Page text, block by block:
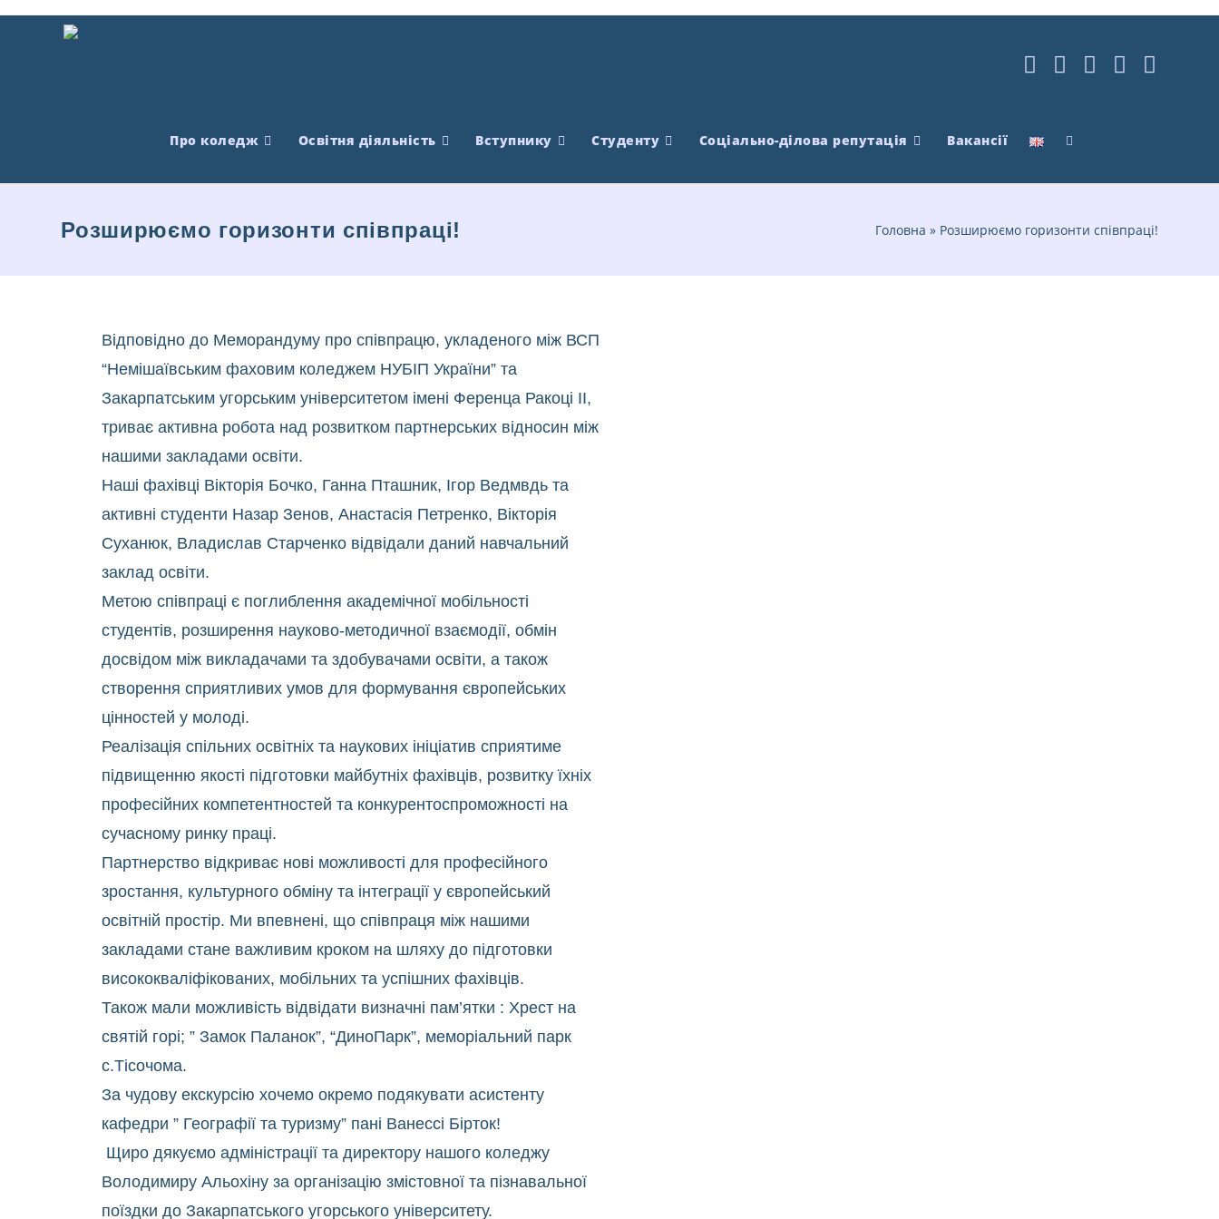
Про коледж Освітня діяльність Вступнику Студенту Соціально-ділова репутація Вакансії
Розширюємо горизонти співпраці! Головна » Розширюємо горизонти співпраці!
Відповідно до Меморандуму про співпрацю, укладеного між ВСП
“Немішаївським фаховим коледжем НУБІП України” та
Закарпатським угорським університетом імені Ференца Ракоці ІІ,
триває активна робота над розвитком партнерських відносин між
нашими закладами освіти.
Наші фахівці Вікторія Бочко, Ганна Пташник, Ігор Ведмвдь та
активні студенти Назар Зенов, Анастасія Петренко, Вікторія
Суханюк, Владислав Старченко відвідали даний навчальний
заклад освіти.
Метою співпраці є поглиблення академічної мобільності
студентів, розширення науково-методичної взаємодії, обмін
досвідом між викладачами та здобувачами освіти, а також
створення сприятливих умов для формування європейських
цінностей у молоді.
Реалізація спільних освітніх та наукових ініціатив сприятиме
підвищенню якості підготовки майбутніх фахівців, розвитку їхніх
професійних компетентностей та конкурентоспроможності на
сучасному ринку праці.
Партнерство відкриває нові можливості для професійного
зростання, культурного обміну та інтеграції у європейський
освітній простір. Ми впевнені, що співпраця між нашими
закладами стане важливим кроком на шляху до підготовки
висококваліфікованих, мобільних та успішних фахівців.
Також мали можливість відвідати визначні пам’ятки : Хрест на
святій горі; ” Замок Паланок”, “ДиноПарк”, меморіальний парк
с.Тісочома.
За чудову екскурсію хочемо окремо подякувати асистенту
кафедри ” Географії та туризму” пані Ванессі Бірток!
Щиро дякуємо адміністрації та директору нашого коледжу
Володимиру Альохіну за організацію змістовної та пізнавальної
поїздки до Закарпатського угорського університету.